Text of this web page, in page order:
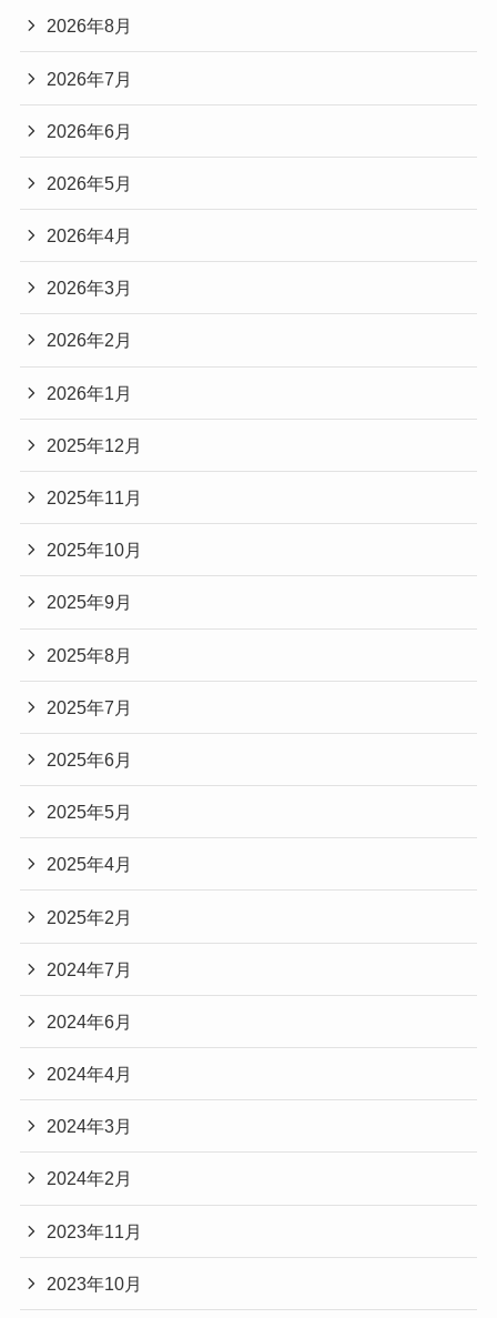
2026年8月
2026年7月
2026年6月
2026年5月
2026年4月
2026年3月
2026年2月
2026年1月
2025年12月
2025年11月
2025年10月
2025年9月
2025年8月
2025年7月
2025年6月
2025年5月
2025年4月
2025年2月
2024年7月
2024年6月
2024年4月
2024年3月
2024年2月
2023年11月
2023年10月